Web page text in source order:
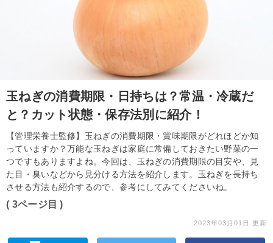
玉ねぎの消費期限・日持ちは？常温・冷蔵だ
と？カット状態・保存法別に紹介！
【管理栄養士監修】玉ねぎの消費期限・賞味期限がどれほどか知
っていますか？万能な玉ねぎは家庭に常備しておきたい野菜の一
つですもありますよね。今回は、玉ねぎの消費期限の目安や、見
た目・臭いなどから見分ける方法を紹介します。玉ねぎを長持ち
させる方法も紹介するので、参考にしてみてくださいね。
( 3ページ目 )
2023年03月01日 更新